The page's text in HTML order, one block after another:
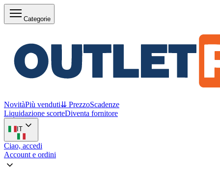
Categorie
NovitàPiù venduti⇊ PrezzoScadenze
Liquidazione scorteDiventa fornitore
IT
Ciao, accedi
Account e ordini